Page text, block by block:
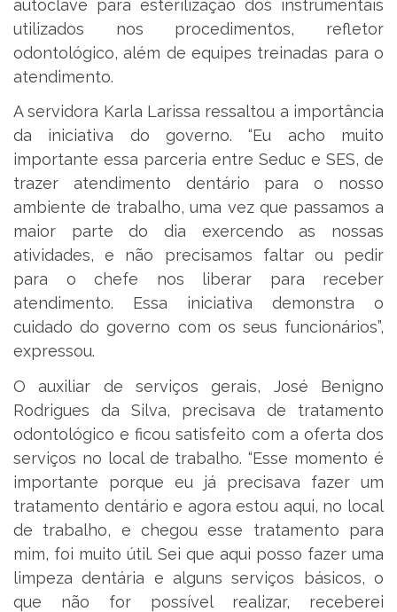
autoclave para esterilização dos instrumentais
utilizados nos procedimentos, refletor
odontológico, além de equipes treinadas para o
atendimento.
A servidora Karla Larissa ressaltou a importância
da iniciativa do governo. “Eu acho muito
importante essa parceria entre Seduc e SES, de
trazer atendimento dentário para o nosso
ambiente de trabalho, uma vez que passamos a
maior parte do dia exercendo as nossas
atividades, e não precisamos faltar ou pedir
para o chefe nos liberar para receber
atendimento. Essa iniciativa demonstra o
cuidado do governo com os seus funcionários”,
expressou.
O auxiliar de serviços gerais, José Benigno
Rodrigues da Silva, precisava de tratamento
odontológico e ficou satisfeito com a oferta dos
serviços no local de trabalho. “Esse momento é
importante porque eu já precisava fazer um
tratamento dentário e agora estou aqui, no local
de trabalho, e chegou esse tratamento para
mim, foi muito útil. Sei que aqui posso fazer uma
limpeza dentária e alguns serviços básicos, o
que não for possível realizar, receberei